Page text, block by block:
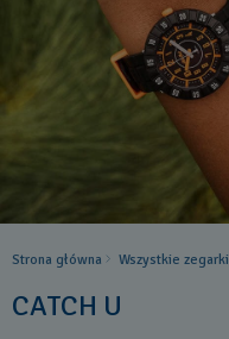
Strona główna Wszystkie zegarki
CATCH U